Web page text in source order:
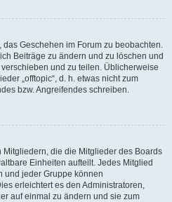
Geschehen im Forum zu beobachten.
Beiträge zu ändern und zu löschen und
und zu teilen. Üblicherweise
„offtopic“, d. h. etwas nicht zum
bzw. Angreifendes schreiben.
die die Mitglieder des Boards
Einheiten aufteilt. Jedes Mitglied
und jeder Gruppe können
erleichtert es den Administratoren,
auf einmal zu ändern und sie zum